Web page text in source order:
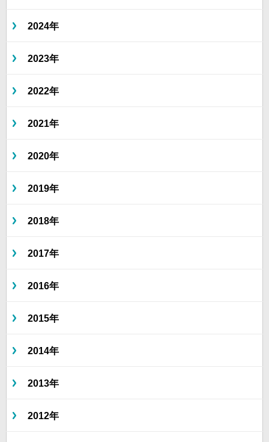
2024年
2023年
2022年
2021年
2020年
2019年
2018年
2017年
2016年
2015年
2014年
2013年
2012年